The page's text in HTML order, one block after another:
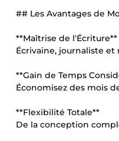
## Les Avantages de
**Maîtrise de l'Écriture**
Écrivaine, journaliste
**Gain de Temps
Économisez des mois
**Flexibilité Totale**
De la conception